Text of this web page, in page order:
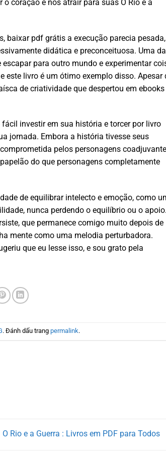
coração e nos atrair para suas O Rio e a
baixar pdf grátis a execução parecia pesada,
didática e preconceituosa. Uma
para outro mundo e experimentar
este livro é um ótimo exemplo disso. Apesar
de criatividade que despertou em ebooks
investir em sua história e torcer por livro
jornada. Embora a história tivesse seus
pelos personagens
do que personagens completamente
de equilibrar intelecto e emoção, como
nunca perdendo o equilíbrio ou o apoio.
que permanece comigo muito depois de
mente como uma melodia perturbadora.
que eu lesse isso, e sou grato pela
. Đánh dấu trangpermalink.
O Rio e a Guerra : Livros em PDF para Todos